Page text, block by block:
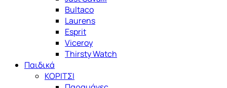
Bultaco
Laurens
Esprit
Viceroy
Thirsty Watch
Παιδικά
ΚΟΡΙΤΣΙ